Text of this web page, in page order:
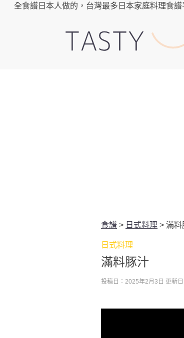
全食譜日本人做的，台灣最多日本家庭料理食
食譜 > 日式料理 > 滿料
日式料理
滿料豚汁
投稿日：2025年2月3日 更新